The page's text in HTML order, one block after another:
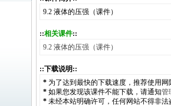
9.2 液体的压强（课件）
::相关课件::
9.2 液体的压强（课件）
::下载说明::
* 为了达到最快的下载速度，推荐使用网
* 如果您发现该课件不能下载，请通知管
* 未经本站明确许可，任何网站不得非